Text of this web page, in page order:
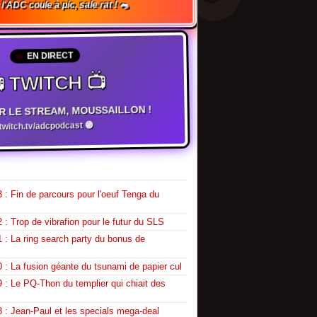
coule à pic, sale rat ! 🐀
EN DIRECT
TWITCH 📺
LE STREAM, MOUSSAILLON !
adcpodcast 🟣
: Fin de parcours pour l'oeuf Tenga du
: Trop de vibrafion pour le futur du SLS
: La ring search party du bonus de
: La fusion géante du tsunami de papier cul
: Le PQ-Thon du templier qui chiait des
: Jean-Paul et les specials mega-deal